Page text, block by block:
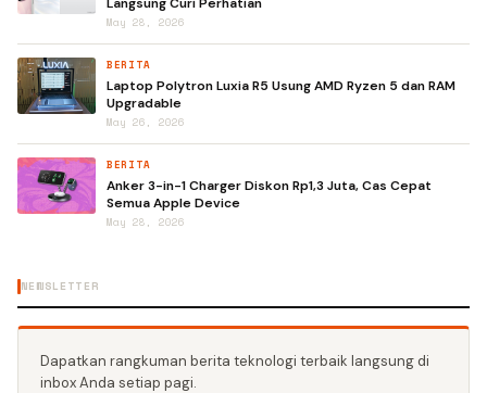
May 28, 2026
BERITA
Laptop Polytron Luxia R5 Usung AMD Ryzen 5 dan RAM
Upgradable
May 26, 2026
BERITA
Anker 3-in-1 Charger Diskon Rp1,3 Juta, Cas Cepat
Semua Apple Device
May 28, 2026
NEWSLETTER
Dapatkan rangkuman berita teknologi terbaik langsung di
inbox Anda setiap pagi.